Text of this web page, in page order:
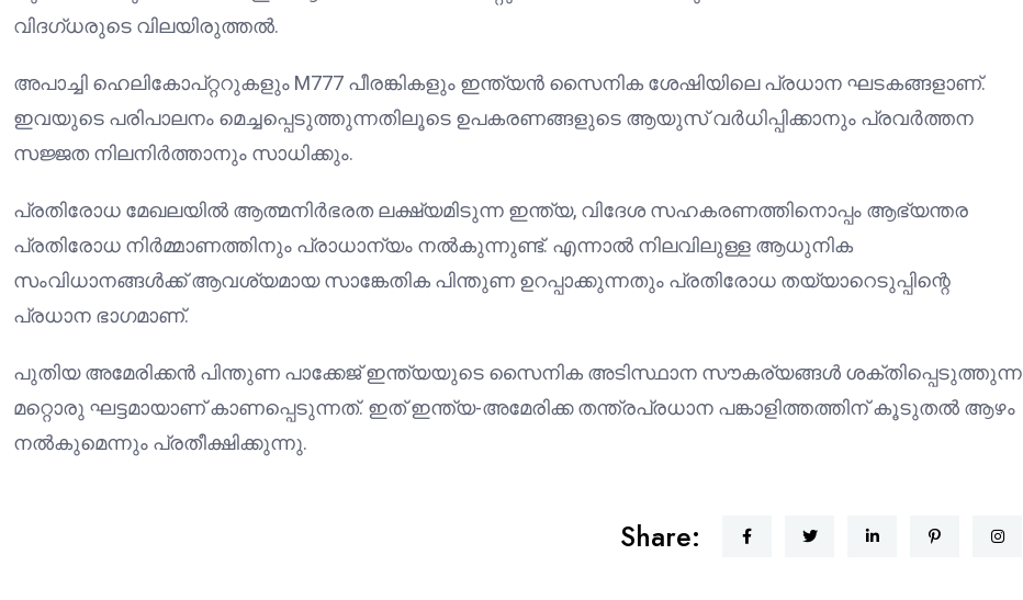
വിദഗ്ധരുടെ വിലയിരുത്തൽ.
അപാച്ചി ഹെലികോപ്റ്ററുകളും M777 പീരങ്കികളും ഇന്ത്യൻ സൈനിക ശേഷിയിലെ പ്രധാന ഘടകങ്ങളാണ്.
ഇവയുടെ പരിപാലനം മെച്ചപ്പെടുത്തുന്നതിലൂടെ ഉപകരണങ്ങളുടെ ആയുസ് വർധിപ്പിക്കാനും പ്രവർത്തന
സജ്ജത നിലനിർത്താനും സാധിക്കും.
പ്രതിരോധ മേഖലയിൽ ആത്മനിർഭരത ലക്ഷ്യമിടുന്ന ഇന്ത്യ, വിദേശ സഹകരണത്തിനൊപ്പം ആഭ്യന്തര
പ്രതിരോധ നിർമ്മാണത്തിനും പ്രാധാന്യം നൽകുന്നുണ്ട്. എന്നാൽ നിലവിലുള്ള ആധുനിക
സംവിധാനങ്ങൾക്ക് ആവശ്യമായ സാങ്കേതിക പിന്തുണ ഉറപ്പാക്കുന്നതും പ്രതിരോധ തയ്യാറെടുപ്പിന്റെ
പ്രധാന ഭാഗമാണ്.
പുതിയ അമേരിക്കൻ പിന്തുണ പാക്കേജ് ഇന്ത്യയുടെ സൈനിക അടിസ്ഥാന സൗകര്യങ്ങൾ ശക്തിപ്പെടുത്തുന്ന
മറ്റൊരു ഘട്ടമായാണ് കാണപ്പെടുന്നത്. ഇത് ഇന്ത്യ-അമേരിക്ക തന്ത്രപ്രധാന പങ്കാളിത്തത്തിന് കൂടുതൽ ആഴം
നൽകുമെന്നും പ്രതീക്ഷിക്കുന്നു.
Share: